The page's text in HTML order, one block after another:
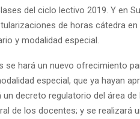
del ciclo lectivo 2019. Y en
de horas cátedra en
y modalidad especial.
se hará un nuevo ofrecimiento
especial, que ya hayan
decreto regulatorio del área de
de los docentes; y se realizará